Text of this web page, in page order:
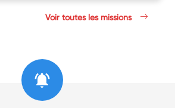
Voir toutes les missions